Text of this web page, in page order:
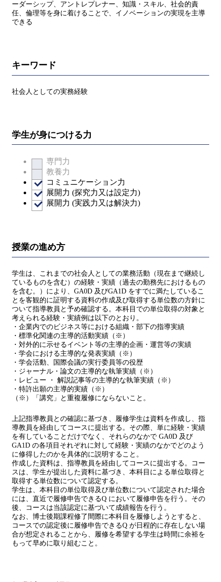
ーダーシップ、アントレプレナー、知識・スキル、社会的責
任、倫理等を身に着けることで、イノベーションの実現を主導
できる
キーワード
社会人としての実務経験
学生が身につける力
専門力
教養力
コミュニケーション力
展開力 (探究力又は設定力)
展開力 (実践力又は解決力)
授業の進め方
学生は、これまでの社会人としての業務活動（現在まで継続し
ているものを含む）の経験・実績（過去の勤務先におけるもの
を含む。）により、GA0D 及びGA1D をすでに満たしているこ
とを客観的に証明する資料の作成及び取得する単位数の方針に
ついて指導教員と予め確認する。本科目での単位取得の対象と
考えられる経験・実績例は以下のとおり。
・企業内でのビジネス等における組織・部下の指導実績
・標準化関連の主導的活動実績（※）
・対外的に示せるイベント等の主導的企画・運営等の実績
・学会における主導的な発表実績（※）
・学会活動、国際会議の実行委員等の役歴
・ジャーナル・論文の主導的な執筆実績（※）
・レビュー ・ 解説記事等の主導的な執筆実績（※）
・特許出願の主導的実績（※）
（※）「講究」と重複履修にならないこと。
上記指導教員との確認に基づき、履修学生は資料を作成し、指
導教員を経由してコースに提出する。その際、単に経験・実績
を有していることだけでなく、それらのなかで GA0D 及び
GA1D の各項目それぞれに対して経験・実績のなかでどのよう
に修得したのかを具体的に説明すること。
作成した資料は、指導教員を経由してコースに提出する。コー
スは、学生が提出した資料に基づき、本科目による単位取得と
取得する単位数について認定する。
学生は、本科目の単位取得及び単位数について認定された場合
には、直近で履修申告できるQ において履修申告を行う。その
後、コースは当該認定に基づいて成績報告を行う。
なお、博士後期課程修了間際に本科目を履修しようとすると、
コースでの認定後に履修申告できるQ が日程的に存在しない場
合が想定されることから、履修を希望する学生は時間に余裕を
もって早めに取り組むこと。